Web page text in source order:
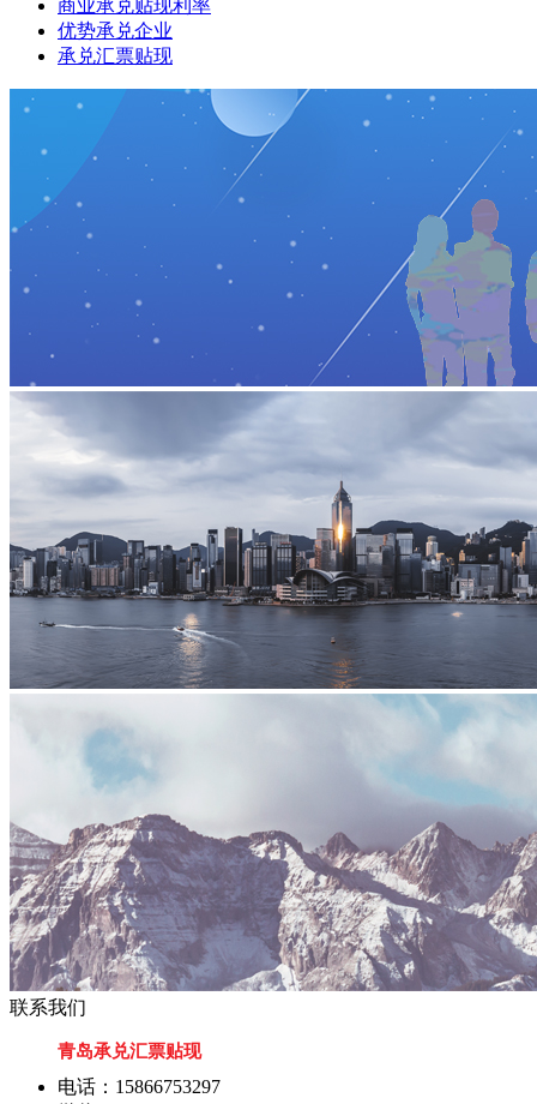
商业承兑贴现利率
优势承兑企业
承兑汇票贴现
联系我们
青岛承兑汇票贴现
电话：15866753297